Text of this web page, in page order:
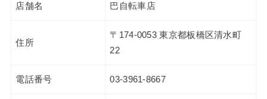
店舗名 巴自転車店
住所
〒174-0053 東京都板橋区清水町
22
電話番号 03-3961-8667